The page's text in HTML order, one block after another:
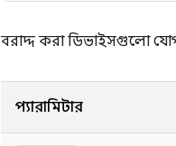
বরাদ্দ করা ডিভাইসগুলো
প্যারামিটার